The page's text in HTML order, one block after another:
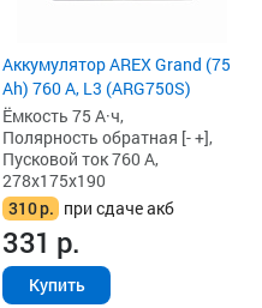
Аккумулятор AREX Grand (75
Ah) 760 А, L3 (ARG750S)
Ёмкость 75 А·ч,
Полярность обратная [- +],
Пусковой ток 760 А,
278x175x190
310р. при сдаче акб
331 р.
Купить